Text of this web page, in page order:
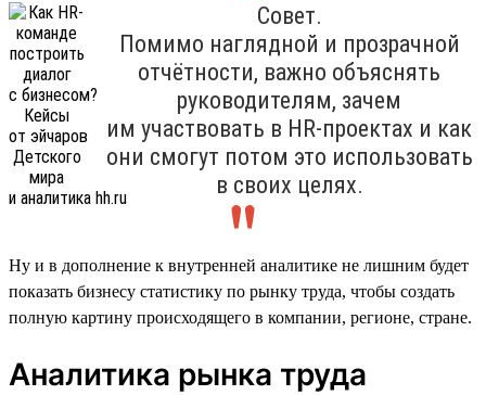
Совет.
Помимо наглядной и прозрачной
отчётности, важно объяснять
руководителям, зачем
им участвовать в HR-проектах и как
они смогут потом это использовать
в своих целях.
Ну и в дополнение к внутренней аналитике не лишним будет
показать бизнесу статистику по рынку труда, чтобы создать
полную картину происходящего в компании, регионе, стране.
Аналитика рынка труда